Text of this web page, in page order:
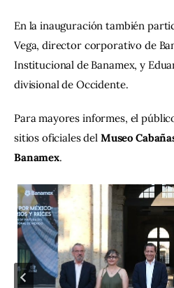
En la inauguración también
Vega, director corporativo de
Institucional de Banamex, y
divisional de Occidente.
Para mayores informes, el
sitios oficiales del Museo
Banamex.